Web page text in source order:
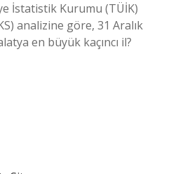
İstatistik Kurumu (TÜİK)
analizine göre, 31 Aralık
en büyük kaçıncı il?